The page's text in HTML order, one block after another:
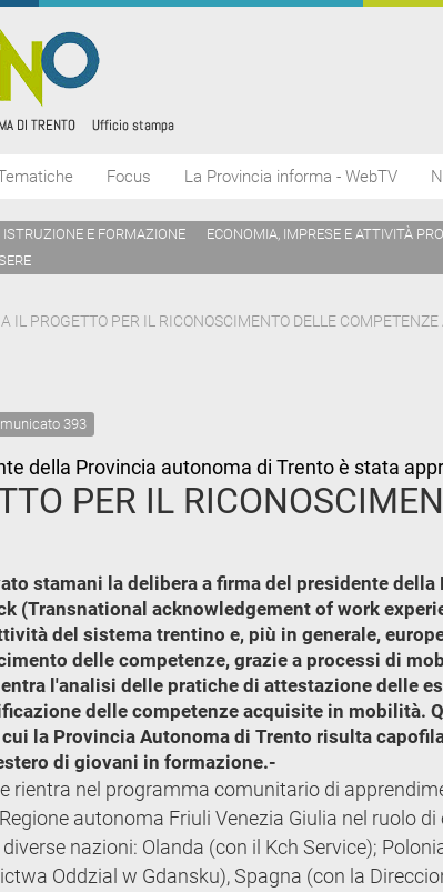
Focus La Provincia informa - WebTV
ISTRUZIONE E FORMAZIONE ECONOMIA, IMPRESE E ATTIVITÀ
IL PROGETTO PER IL RICONOSCIMENTO DELLE COMPETENZE
393
della Provincia autonoma di Trento è stata
PER IL
stamani la delibera a firma del presidente
(Transnational acknowledgement of work
del sistema trentino e, più in generale,
delle competenze, grazie a processi di
l'analisi delle pratiche di attestazione delle
delle competenze acquisite in mobilità.
la Provincia Autonoma di Trento risulta
di giovani in formazione.-
rientra nel programma comunitario di
autonoma Friuli Venezia Giulia nel ruolo
nazioni: Olanda (con il Kch Service);
Oddzial w Gdansku), Spagna (con la